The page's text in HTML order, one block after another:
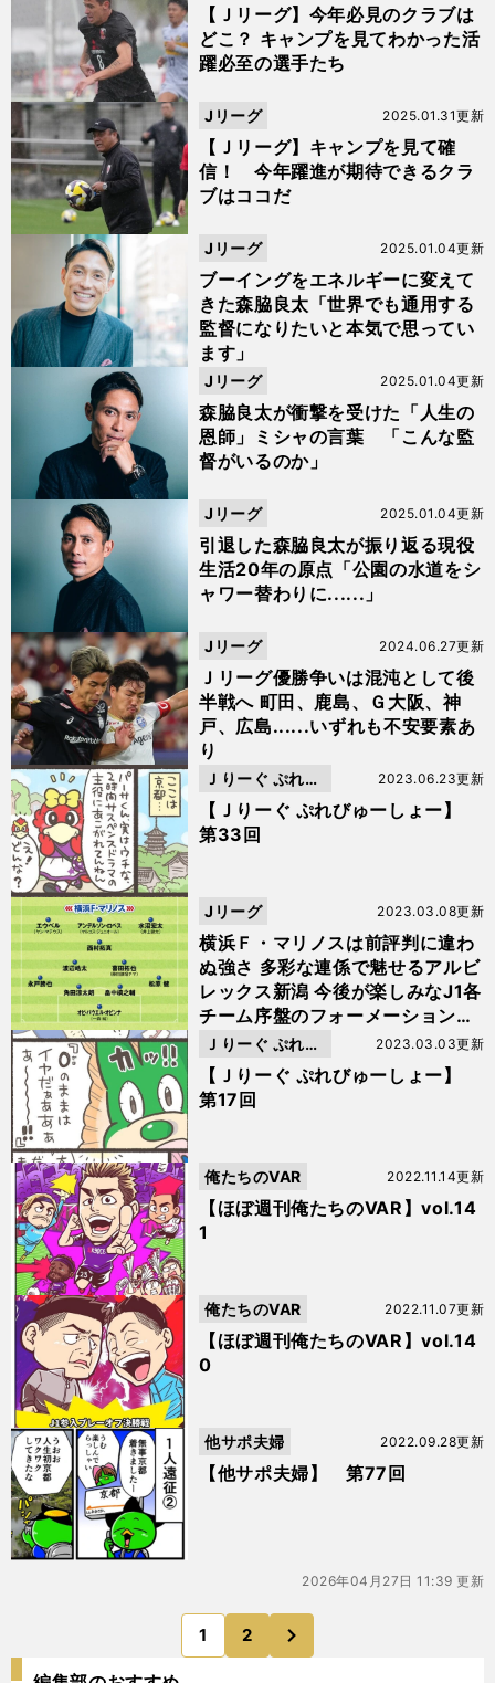
【Ｊリーグ】今年必見のクラブは
どこ？ キャンプを見てわかった活
躍必至の選手たち
【Ｊリーグ】キャンプを見て確
信！ 今年躍進が期待できるクラ
ブはココだ
2025.01.31更新
Jリーグ
ブーイングをエネルギーに変えて
きた森脇良太「世界でも通用する
監督になりたいと本気で思ってい
ます」
2025.01.04更新
Jリーグ
森脇良太が衝撃を受けた「人生の
恩師」ミシャの言葉 「こんな監
督がいるのか」
2025.01.04更新
Jリーグ
引退した森脇良太が振り返る現役
生活20年の原点「公園の水道をシ
ャワー替わりに......」
2025.01.04更新
Jリーグ
Ｊリーグ優勝争いは混沌として後
半戦へ 町田、鹿島、Ｇ大阪、神
戸、広島......いずれも不安要素あ
り
2024.06.27更新
Jリーグ
【Ｊりーぐ ぷれびゅーしょー】
第33回
2023.06.23更新
Ｊりーぐ ぷれび
ゅーしょー
横浜Ｆ・マリノスは前評判に違わ
ぬ強さ 多彩な連係で魅せるアルビ
レックス新潟 今後が楽しみなJ1各
チーム序盤のフォーメーションと
プレースタイル
2023.03.08更新
Jリーグ
【Ｊりーぐ ぷれびゅーしょー】
第17回
2023.03.03更新
Ｊりーぐ ぷれび
ゅーしょー
【ほぼ週刊俺たちのVAR】vol.14
1
2022.11.14更新
俺たちのVAR
【ほぼ週刊俺たちのVAR】vol.14
0
2022.11.07更新
俺たちのVAR
【他サポ夫婦】 第77回
2022.09.28更新
他サポ夫婦
2026年04月27日 11:39 更新
1 2